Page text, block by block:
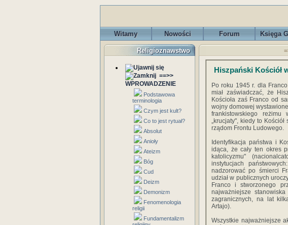
Witamy Nowości Forum Księga
Religioznawstwo
==>>
WPROWADZENIE
Podstawowa
terminologia
Czym jest kult?
Co to jest rytuał?
Absolut
Anioły
Ateizm
Bóg
Cud
Deizm
Demonizm
Fenomenologia
religii
Fundamentalizm
Hiszpański Kościół
Po roku 1945 r. dla
miał zaświadczać, że
Kościoła zaś Franco od
wojny domowej
frankistowskiego reżimu
„krucjaty", kiedy to
rządom Frontu Ludowego.
Identyfikacja państwa i
idąca, że cały ten okres
katolicyzmu"
instytucjach
nadzorować po śmierci
udział w publicznych
Franco i stworzonego
najważniejsze
zagranicznych, na lat
Artajo).
Wszystkie najważniejsze